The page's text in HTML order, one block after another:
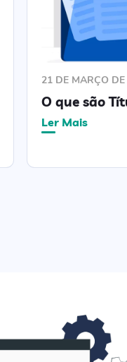
21 DE MARÇO
O que são
Ler Mais